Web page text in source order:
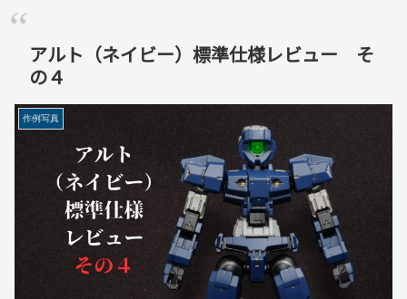
アルト（ネイビー）標準仕様レビュー そ
の４
作例写真